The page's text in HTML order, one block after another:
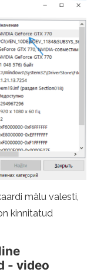
mälu valesti,
kinnitatud
- video